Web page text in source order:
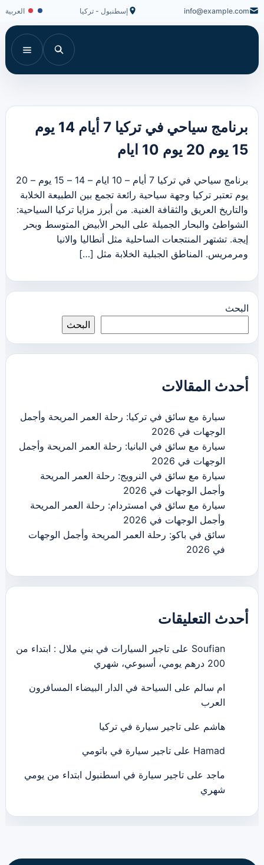
info@example.com إسطنبول - تركيا العربية
برنامج سياحي في تركيا 7 أيام 14 يوم
15 يوم 20 يوم 10 ايام
برنامج سياحي في تركيا 7 أيام – 10 ايام – 14 – 15 يوم – 20
يوم تعتبر تركيا وجهة سياحية رائعة تجمع بين الطبيعة الخلابة
والتاريخ العريق والثقافة الغنية. من أبرز مزايا تركيا السياحية:
الشواطئ والبحار الجميلة على البحر الأبيض المتوسط وبحر
إيجة. تشتهر المنتجعات الساحلية مثل أنطاليا والانيا
ومرمريس. المناطق الجبلية الخلابة مثل […]
البحث
البحث
أحدث المقالات
سيارة مع سائق في تركيا: رحلة العمر المريحة وأجمل
الوجهات في 2026
سيارة مع سائق في البانيا: رحلة العمر المريحة وأجمل
الوجهات في 2026
سيارة مع سائق في النرويج: رحلة العمر المريحة
وأجمل الوجهات في 2026
سيارة مع سائق في امستردام: رحلة العمر المريحة
وأجمل الوجهات في 2026
سائق في باكو: رحلة العمر المريحة وأجمل الوجهات
في 2026
أحدث التعليقات
Soufian على تاجير السيارات في بني ملال : ابتداء من
200 درهم يومي، أسبوعي، شهري
ام سالم على السياحة في الدار البيضاء المسافرون
العرب
هاشم على تاجير سيارة في تركيا
Hamad على تاجير سيارة في باتومي
ماجد على تاجير سيارة في اسطنبول ابتداء من يومي
شهري